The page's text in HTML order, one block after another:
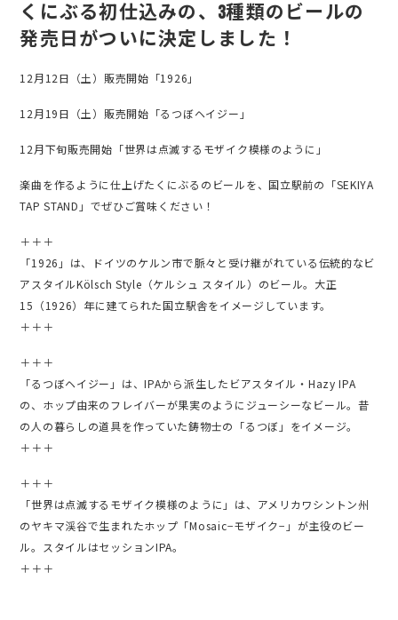
くにぶる初仕込みの、3種類のビールの
発売日がついに決定しました！
12月12日（土）販売開始「1926」
12月19日（土）販売開始「るつぼヘイジー」
12月下旬販売開始「世界は点滅するモザイク模様のように」
楽曲を作るように仕上げたくにぶるのビールを、国立駅前の「SEKIYA
TAP STAND」でぜひご賞味ください！
＋＋＋
「1926」は、ドイツのケルン市で脈々と受け継がれている伝統的なビ
アスタイルKölsch Style（ケルシュ スタイル）のビール。大正
15（1926）年に建てられた国立駅舎をイメージしています。
＋＋＋
＋＋＋
「るつぼヘイジー」は、IPAから派生したビアスタイル・Hazy IPA
の、ホップ由来のフレイバーが果実のようにジューシーなビール。昔
の人の暮らしの道具を作っていた鋳物士の「るつぼ」をイメージ。
＋＋＋
＋＋＋
「世界は点滅するモザイク模様のように」は、アメリカワシントン州
のヤキマ渓谷で生まれたホップ「Mosaic−モザイク−」が主役のビー
ル。スタイルはセッションIPA。
＋＋＋